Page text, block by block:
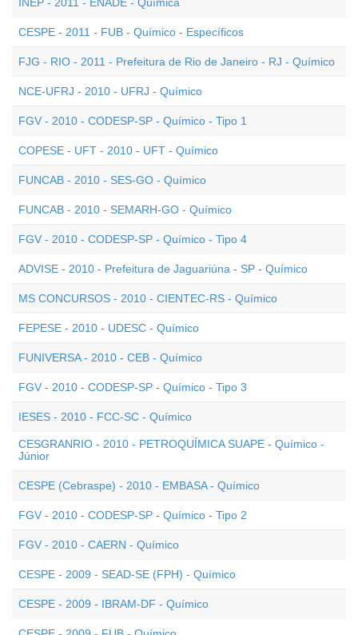
CESPE - 2011 - FUB - Químico - Específicos
FJG - RIO - 2011 - Prefeitura de Rio de Janeiro - RJ - Químico
NCE-UFRJ - 2010 - UFRJ - Químico
FGV - 2010 - CODESP-SP - Químico - Tipo 1
COPESE - UFT - 2010 - UFT - Químico
FUNCAB - 2010 - SES-GO - Químico
FUNCAB - 2010 - SEMARH-GO - Químico
FGV - 2010 - CODESP-SP - Químico - Tipo 4
ADVISE - 2010 - Prefeitura de Jaguariúna - SP - Químico
MS CONCURSOS - 2010 - CIENTEC-RS - Químico
FEPESE - 2010 - UDESC - Químico
FUNIVERSA - 2010 - CEB - Químico
FGV - 2010 - CODESP-SP - Químico - Tipo 3
IESES - 2010 - FCC-SC - Químico
CESGRANRIO - 2010 - PETROQUÍMICA SUAPE - Químico -
Júnior
CESPE (Cebraspe) - 2010 - EMBASA - Químico
FGV - 2010 - CODESP-SP - Químico - Tipo 2
FGV - 2010 - CAERN - Químico
CESPE - 2009 - SEAD-SE (FPH) - Químico
CESPE - 2009 - IBRAM-DF - Químico